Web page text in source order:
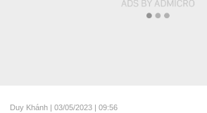
Duy Khánh | 03/05/2023 | 09:56